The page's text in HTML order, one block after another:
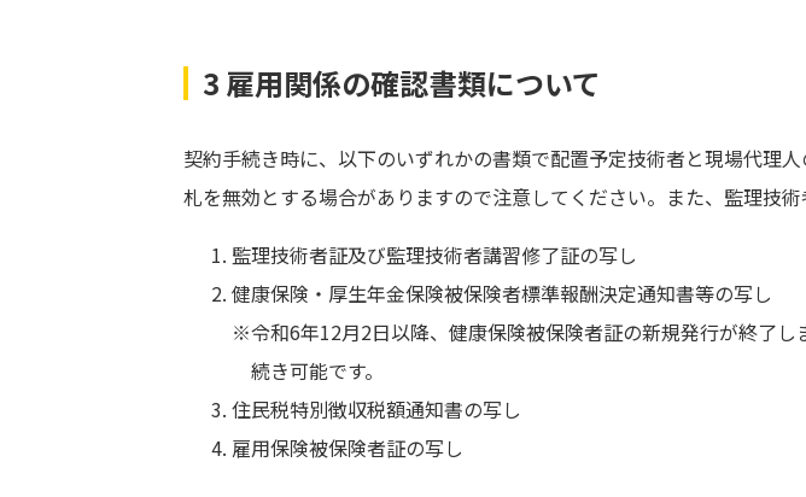
3 雇用関係の確認書類について
契約手続き時に、以下のいずれかの書類で配置予定技術者と現場代理
札を無効とする場合がありますので注意してください。また、監理技
監理技術者証及び監理技術者講習修了証の写し
健康保険・厚生年金保険被保険者標準報酬決定通知書等の写し
※令和6年12月2日以降、健康保険被保険者証の新規発行が終了
続き可能です。
住民税特別徴収税額通知書の写し
雇用保険被保険者証の写し